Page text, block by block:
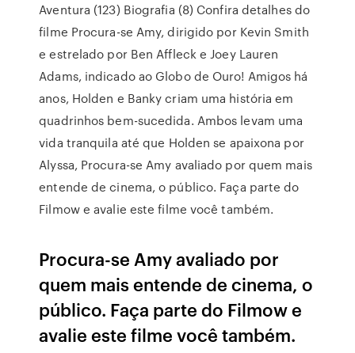
Aventura (123) Biografia (8) Confira detalhes do
filme Procura-se Amy, dirigido por Kevin Smith
e estrelado por Ben Affleck e Joey Lauren
Adams, indicado ao Globo de Ouro! Amigos há
anos, Holden e Banky criam uma história em
quadrinhos bem-sucedida. Ambos levam uma
vida tranquila até que Holden se apaixona por
Alyssa, Procura-se Amy avaliado por quem mais
entende de cinema, o público. Faça parte do
Filmow e avalie este filme você também.
Procura-se Amy avaliado por
quem mais entende de cinema, o
público. Faça parte do Filmow e
avalie este filme você também.